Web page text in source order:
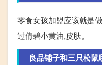
零食女孩加盟应该就是
过倩碧小黄油,皮肤。
良品铺子和三只松鼠